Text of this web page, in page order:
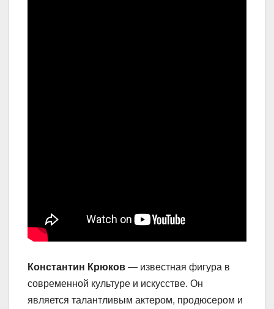
Константин Крюков — известная фигура в
современной культуре и искусстве. Он
является талантливым актером, продюсером и